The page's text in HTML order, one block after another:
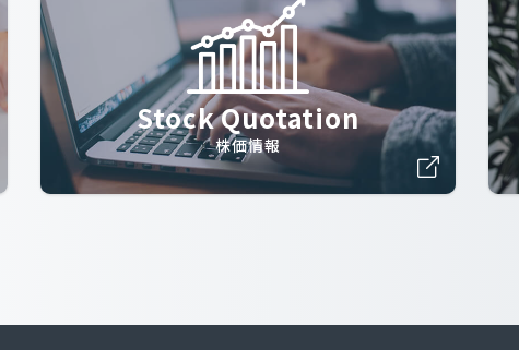
Stock Quotation
株価情報